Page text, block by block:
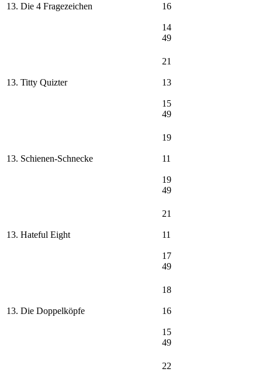
13. Die 4 Fragezeichen 16
14
49
13. Titty Quizter
21
13
15
49
13. Schienen-Schnecke
19
11
19
49
13. Hateful Eight
21
11
17
49
13. Die Doppelköpfe
18
16
15
49
22